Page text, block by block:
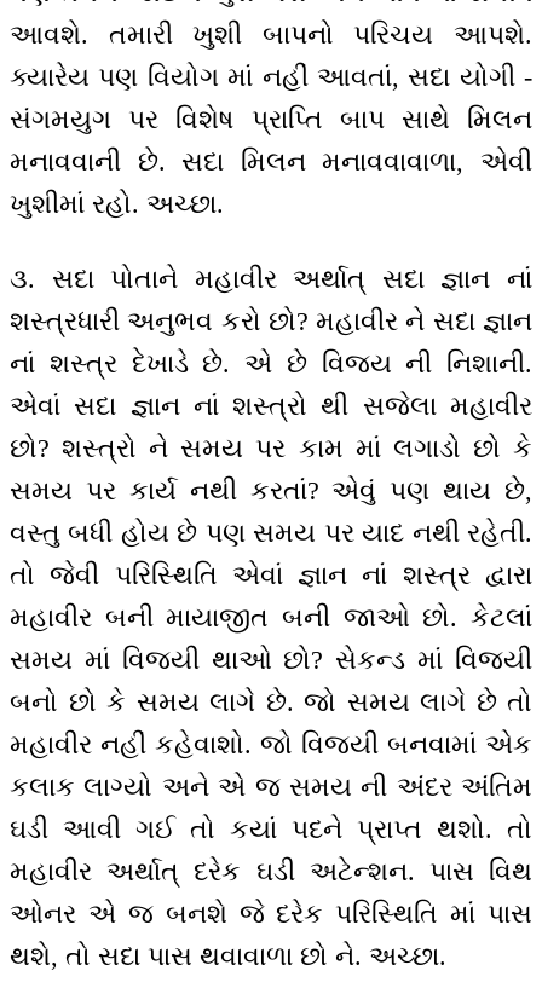
આવશે. તમારી ખુશી બાપનો પરિચય આપશે.
ક્યારેય પણ વિયોગ માં નહીં આવતાં, સદા યોગી -
સંગમયુગ પર વિશેષ પ્રાપ્તિ બાપ સાથે મિલન
મનાવવાની છે. સદા મિલન મનાવવાવાળા, એવી
ખુશીમાં રહો. અચ્છા.
૩. સદા પોતાને મહાવીર અર્થાત્ સદા જ્ઞાન નાં
શસ્ત્રધારી અનુભવ કરો છો? મહાવીર ને સદા જ્ઞાન
નાં શસ્ત્ર દેખાડે છે. એ છે વિજય ની નિશાની.
એવાં સદા જ્ઞાન નાં શસ્ત્રો થી સજેલા મહાવીર
છો? શસ્ત્રો ને સમય પર કામ માં લગાડો છો કે
સમય પર કાર્ય નથી કરતાં? એવું પણ થાય છે,
વસ્તુ બધી હોય છે પણ સમય પર યાદ નથી રહેતી.
તો જેવી પરિસ્થિતિ એવાં જ્ઞાન નાં શસ્ત્ર દ્વારા
મહાવીર બની માયાજીત બની જાઓ છો. કેટલાં
સમય માં વિજયી થાઓ છો? સેકન્ડ માં વિજયી
બનો છો કે સમય લાગે છે. જો સમય લાગે છે તો
મહાવીર નહીં કહેવાશો. જો વિજયી બનવામાં એક
કલાક લાગ્યો અને એ જ સમય ની અંદર અંતિમ
ઘડી આવી ગઈ તો કયાં પદને પ્રાપ્ત થશો. તો
મહાવીર અર્થાત્ દરેક ઘડી અટેન્શન. પાસ વિથ
ઓનર એ જ બનશે જે દરેક પરિસ્થિતિ માં પાસ
થશે, તો સદા પાસ થવાવાળા છો ને. અચ્છા.